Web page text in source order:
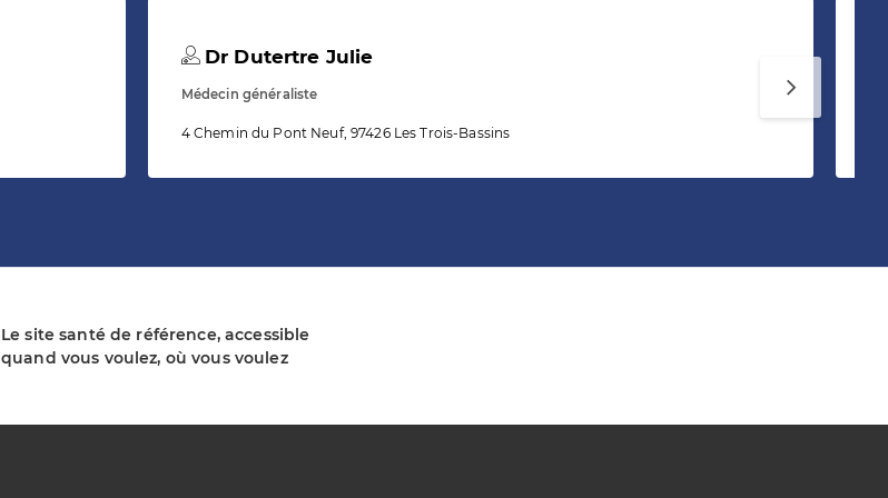
Dr Dutertre Julie
Médecin généraliste
4 Chemin du Pont Neuf, 97426 Les Trois-Bassins
Le site santé de référence, accessible
quand vous voulez, où vous voulez